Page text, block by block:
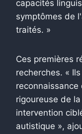
capacités
symptômes de
traités. »
Ces premières
recherches. «
rigoureuse de
intervention
autistique »,